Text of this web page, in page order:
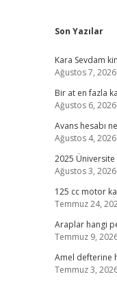
Son Yazılar
Kara Sevdam
Ağustos 7, 2026
Bir at en fazla
Ağustos 6, 2026
Avans hesabı
Ağustos 4, 2026
2025 Üniversite
Ağustos 3, 2026
125 cc motor
Temmuz 24,
Araplar hangi
Temmuz 9,
Amel defterine
Temmuz 3,